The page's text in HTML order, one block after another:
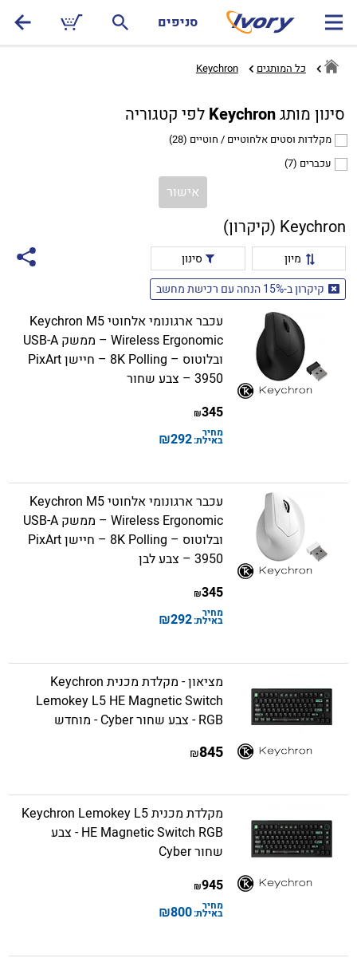
סניפים
כל המותגים Keychron
סינון מותגKeychron לפי קטגוריה
מקלדות וסטים אלחוטיים / חוטיים (28)
עכברים (7)
אישור
Keychron (קיקרון)
מיון
סינון
קיקרון ב-15% הנחה עם רכישת מחשב
עכבר ארגונומי אלחוטי Keychron M5
Wireless Ergonomic – ממשק USB-A
ובלוטוס – 8K Polling – חיישן PixArt
3950 – צבע שחור
345
₪
מחיר
באילת:292
₪
עכבר ארגונומי אלחוטי Keychron M5
Wireless Ergonomic – ממשק USB-A
ובלוטוס – 8K Polling – חיישן PixArt
3950 – צבע לבן
345
₪
מחיר
באילת:292
₪
מציאון - מקלדת מכנית Keychron
Lemokey L5 HE Magnetic Switch
RGB - צבע שחור Cyber - מוחדש
845
₪
מקלדת מכנית Keychron Lemokey L5
HE Magnetic Switch RGB - צבע
שחור Cyber
945
₪
מחיר
באילת:800
₪